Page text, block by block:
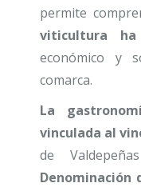
permite
viticultura
económico y
comarca.
La
vinculada al
de
Denominación